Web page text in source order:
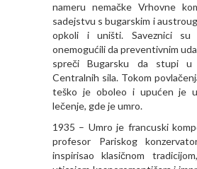
nameru nemačke Vrhovne
sadejstvu s bugarskim i
opkoli i uništi. Saveznici su
onemogućili da preventivnim
spreči Bugarsku da stupi
Centralnih sila. Tokom
teško je oboleo i upućen je
lečenje, gde je umro.
1935 – Umro je francuski
profesor Pariskog
inspirisao klasičnom